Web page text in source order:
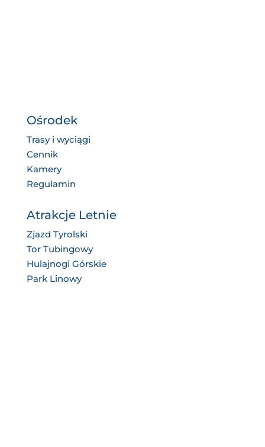
Ośrodek
Trasy i wyciągi
Cennik
Kamery
Regulamin
Atrakcje Letnie
Zjazd Tyrolski
Tor Tubingowy
Hulajnogi Górskie
Park Linowy